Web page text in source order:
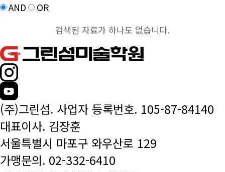
AND
OR
검색된 자료가 하나도 없습니다.
(주)그린섬. 사업자 등록번호. 105-87-84140
대표이사. 김장훈
서울특별시 마포구 와우산로 129
가맹문의. 02-332-6410